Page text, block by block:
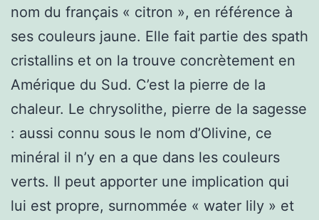
nom du français « citron », en référence à
ses couleurs jaune. Elle fait partie des spath
cristallins et on la trouve concrètement en
Amérique du Sud. C’est la pierre de la
chaleur. Le chrysolithe, pierre de la sagesse
: aussi connu sous le nom d’Olivine, ce
minéral il n’y en a que dans les couleurs
verts. Il peut apporter une implication qui
lui est propre, surnommée « water lily » et